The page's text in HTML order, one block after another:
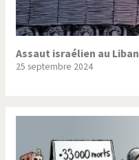
Assaut israélien au Liban
25 septembre 2024